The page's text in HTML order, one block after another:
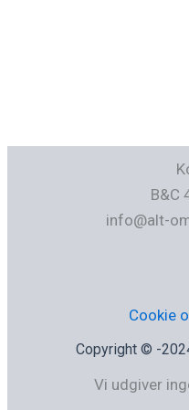
B&C
info@alt-
Cookie
Copyright © -
Vi udgiver